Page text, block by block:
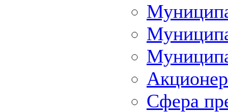
Сфера